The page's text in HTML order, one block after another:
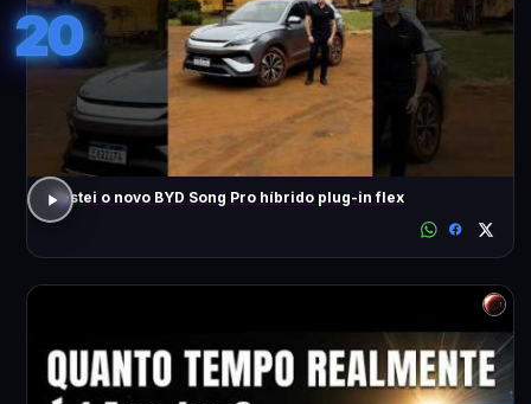
20
Testei o novo BYD Song Pro híbrido plug-in flex